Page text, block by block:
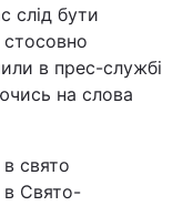
слід бути
в прес-службі
на слова
свято
в Свято-